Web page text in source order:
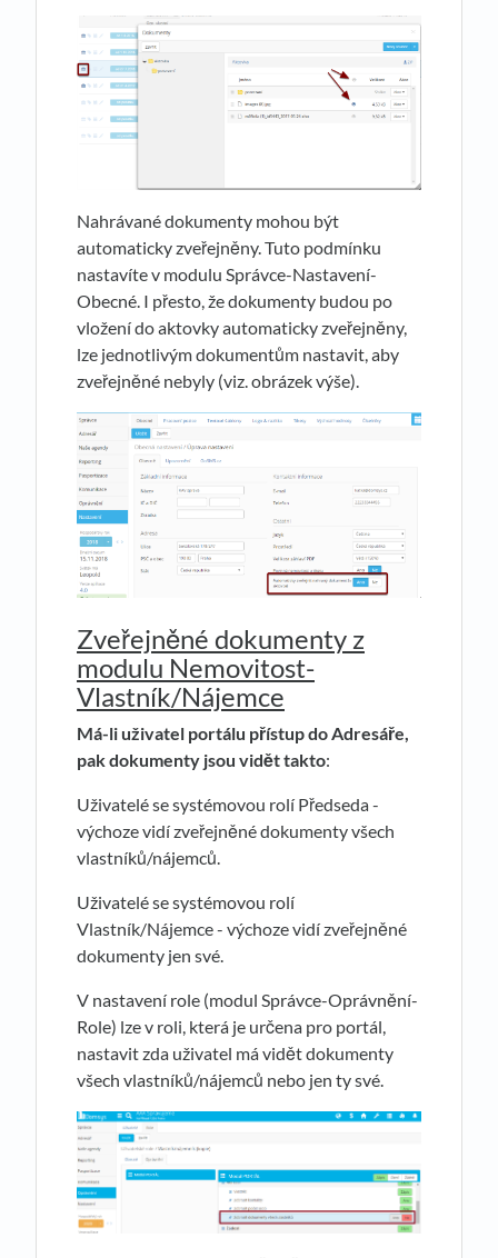
Nahrávané dokumenty mohou být
automaticky zveřejněny. Tuto podmínku
nastavíte v modulu Správce-Nastavení-
Obecné. I přesto, že dokumenty budou po
vložení do aktovky automaticky zveřejněny,
lze jednotlivým dokumentům nastavit, aby
zveřejněné nebyly (viz. obrázek výše).
Zveřejněné dokumenty z
modulu Nemovitost-
Vlastník/Nájemce
Má-li uživatel portálu přístup do Adresáře,
pak dokumenty jsou vidět takto:
Uživatelé se systémovou rolí Předseda -
výchoze vidí zveřejněné dokumenty všech
vlastníků/nájemců.
Uživatelé se systémovou rolí
Vlastník/Nájemce - výchoze vidí zveřejněné
dokumenty jen své.
V nastavení role (modul Správce-Oprávnění-
Role) lze v roli, která je určena pro portál,
nastavit zda uživatel má vidět dokumenty
všech vlastníků/nájemců nebo jen ty své.